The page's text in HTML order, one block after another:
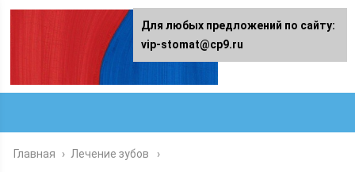
Главная › Лечение зубов
Для любых предложений по сайту:
vip-stomat@cp9.ru